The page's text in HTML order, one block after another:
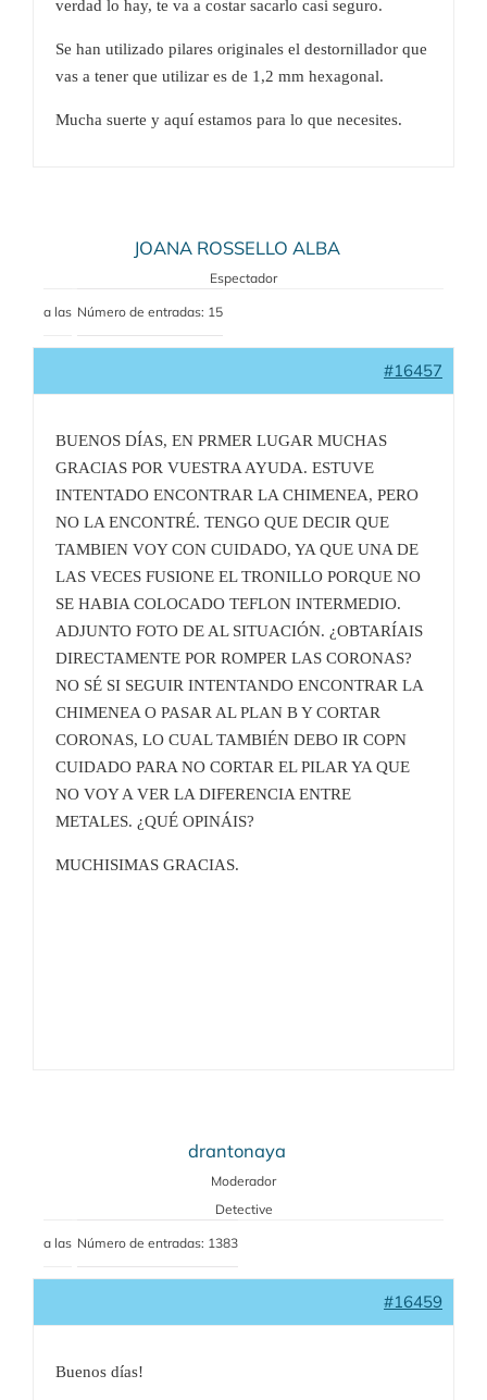
verdad lo hay, te va a costar sacarlo casi seguro.
Se han utilizado pilares originales el destornillador que
vas a tener que utilizar es de 1,2 mm hexagonal.
Mucha suerte y aquí estamos para lo que necesites.
JOANA ROSSELLO ALBA
Espectador
a las Número de entradas: 15
#16457
BUENOS DÍAS, EN PRMER LUGAR MUCHAS
GRACIAS POR VUESTRA AYUDA. ESTUVE
INTENTADO ENCONTRAR LA CHIMENEA, PERO
NO LA ENCONTRÉ. TENGO QUE DECIR QUE
TAMBIEN VOY CON CUIDADO, YA QUE UNA DE
LAS VECES FUSIONE EL TRONILLO PORQUE NO
SE HABIA COLOCADO TEFLON INTERMEDIO.
ADJUNTO FOTO DE AL SITUACIÓN. ¿OBTARÍAIS
DIRECTAMENTE POR ROMPER LAS CORONAS?
NO SÉ SI SEGUIR INTENTANDO ENCONTRAR LA
CHIMENEA O PASAR AL PLAN B Y CORTAR
CORONAS, LO CUAL TAMBIÉN DEBO IR COPN
CUIDADO PARA NO CORTAR EL PILAR YA QUE
NO VOY A VER LA DIFERENCIA ENTRE
METALES. ¿QUÉ OPINÁIS?
MUCHISIMAS GRACIAS.
drantonaya
Moderador
Detective
a las Número de entradas: 1383
#16459
Buenos días!